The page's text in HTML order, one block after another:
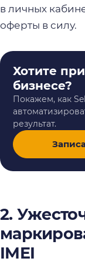
в личных
оферты в силу.
Хотите
бизнесе?
Покажем, как
результат.
2.
IMEI